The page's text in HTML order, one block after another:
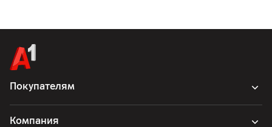
Покупателям
Компания